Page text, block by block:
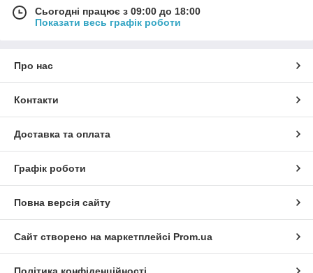
Сьогодні працює з 09:00 до 18:00
Показати весь графік роботи
Про нас
Контакти
Доставка та оплата
Графік роботи
Повна версія сайту
Сайт створено на маркетплейсі Prom.ua